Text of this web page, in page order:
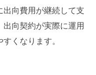
出向費用が継続して支
向契約が実際に運用
くなります。